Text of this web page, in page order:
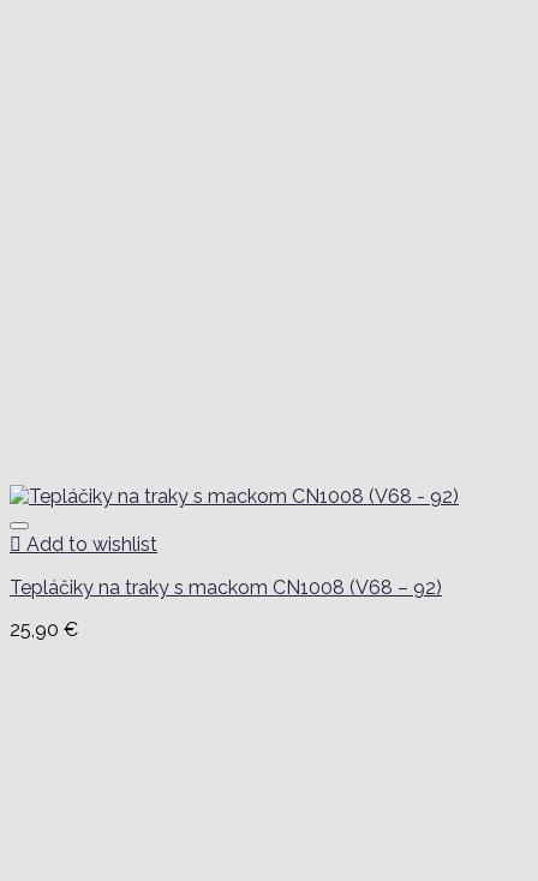
Add to wishlist
Tepláčiky na traky s mackom CN1008 (V68 – 92)
25,90 €